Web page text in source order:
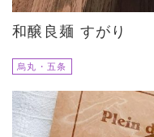
和醸良麺 すがり
烏丸・五条